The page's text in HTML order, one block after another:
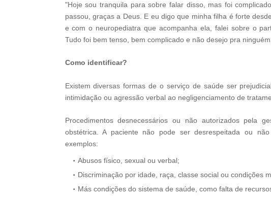
"Hoje sou tranquila para sobre falar disso, mas foi
passou, graças a Deus. E eu digo que minha filha é forte
e com o neuropediatra que acompanha ela, falei sobre o
Tudo foi bem tenso, bem complicado e não desejo pra
Como identificar?
Existem diversas formas de o serviço de saúde ser
intimidação ou agressão verbal ao negligenciamento de
Procedimentos desnecessários ou não autorizados pela
obstétrica. A paciente não pode ser desrespeitada ou
exemplos:
Abusos físico, sexual ou verbal;
Discriminação por idade, raça, classe social ou condições
Más condições do sistema de saúde, como falta de